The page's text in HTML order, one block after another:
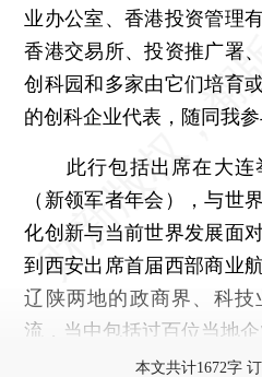
业办公室、香港投资管理
香港交易所、投资推广署
创科园和多家由它们培育
的创科企业代表，随同我参
此行包括出席在大连
（新领军者年会），与世
化创新与当前世界发展面
到西安出席首届西部商业
辽陕两地的政商界、科
流，当中包括过百位当地企
本文共计1672字